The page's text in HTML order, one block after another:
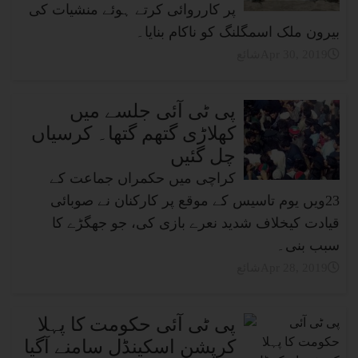
پر کارروائی کرتے ہوئے منشیات کی
بیرون ملک اسمگلنگ کو ناکام بنایا۔
پی ٹی آئی جلسے میں
کھلاڑی گتھم گتھا۔ کرسیاں
چل گئیں
کراچی میں حکمراں جماعت کے
23ویں یوم تاسیس کے موقع پر کارکنان نے صوبائی
قیادت کیخلاف شدید نعرے بازی کی، جو جھگڑے کا
سبب بنی۔
پی ٹی آئی حکومت کا پہلا
کرپشن اسکینڈل سامنے آگیا